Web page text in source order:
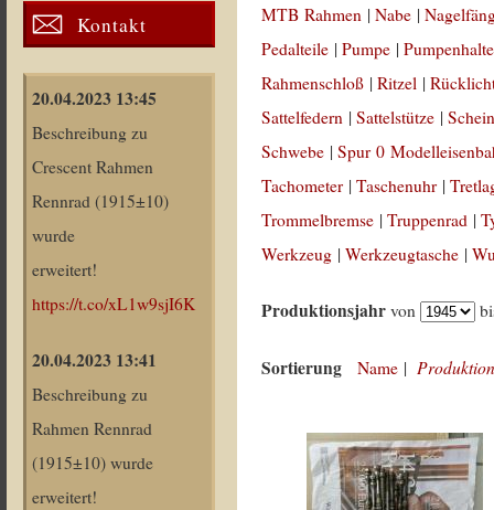
Kontakt
20.04.2023 13:45
Beschreibung zu
Crescent Rahmen
Rennrad (1915±10)
wurde
erweitert!
https://t.co/xL1w9sjI6K
20.04.2023 13:41
Beschreibung zu
Rahmen Rennrad
(1915±10) wurde
erweitert!
MTB Rahmen |Nabe |
Pedalteile |Pumpe |
Rahmenschloß |Ritzel |
Sattelfedern |Sattelstütze |
Schwebe |Spur 0
Tachometer |Taschenuhr |
Trommelbremse |Truppenrad |
Werkzeug |Werkzeugtasche |
Produktionsjahr von
Sortierung Name |